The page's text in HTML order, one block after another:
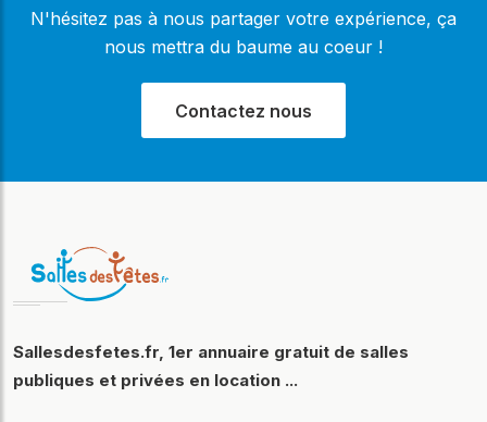
N'hésitez pas à nous partager votre expérience, ça
nous mettra du baume au coeur !
Contactez nous
Sallesdesfetes.fr, 1er annuaire gratuit de salles
publiques et privées en location ...